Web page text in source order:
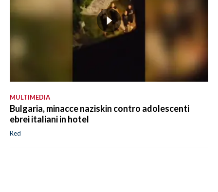
MULTIMEDIA
Bulgaria, minacce naziskin contro adolescenti
ebrei italiani in hotel
Red